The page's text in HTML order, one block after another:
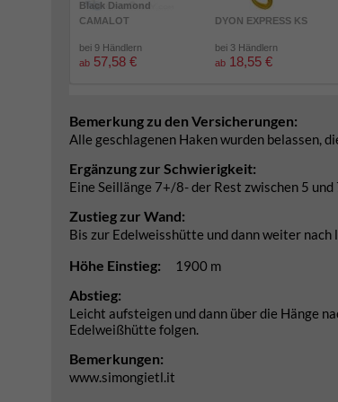
Black Diamond
CAMALOT
bei 9 Händlern
ab 57,58 €
DYON EXPRESS KS
bei 3 Händlern
ab 18,55 €
Bemerkung zu den Versicherungen:
Alle geschlagenen Haken wurden belassen,
Ergänzung zur Schwierigkeit:
Eine Seillänge 7+/8- der Rest zwischen 5 und
Zustieg zur Wand:
Bis zur Edelweisshütte und dann weiter
Höhe Einstieg: 1900 m
Abstieg:
Leicht aufsteigen und dann über die Hänge
Edelweißhütte folgen.
Bemerkungen:
www.simongietl.it